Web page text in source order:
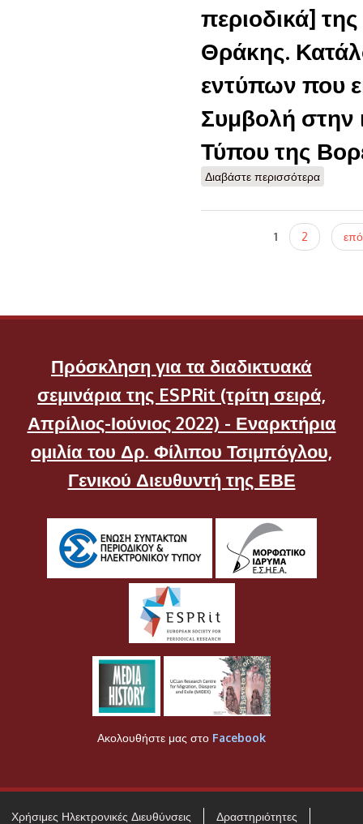
περιοδικά]
Θράκης.
εντύπων που
Συμβολή στην
Τύπου της
Διαβάστε περισσότερα
1 2
Πρόσκληση για τα διαδικτυακά
σεμινάρια της ESPRit (τρίτη σειρά,
Απρίλιος-Ιούνιος 2022) - Εναρκτήρια
ομιλία του Δρ. Φίλιπου Τσιμπόγλου,
Γενικού Διευθυντή της ΕΒΕ
Ακολουθήστε μας στο Facebook
Χρήσιμες Ηλεκτρονικές Διευθύνσεις
Δραστηριότητες